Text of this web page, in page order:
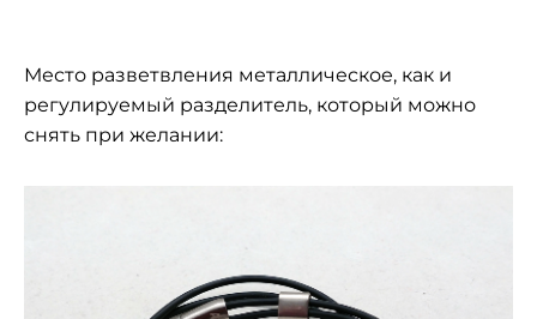
Место разветвления металлическое, как и
регулируемый разделитель, который можно
снять при желании: